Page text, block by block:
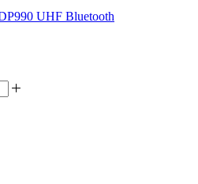
UHF Bluetooth